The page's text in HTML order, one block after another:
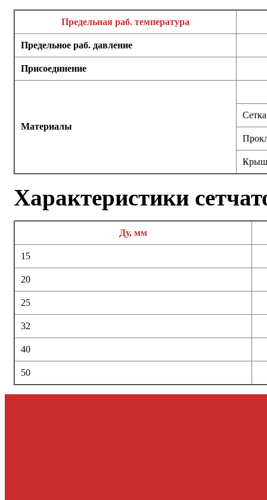
Предельная раб. температура
Предельное раб. давление
Присоединение
Материалы
Сетка
Характеристики
Ду, мм
15
20
25
32
40
50